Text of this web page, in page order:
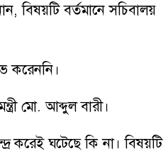
বিষয়টি বর্তমানে সচিবালয়
করেননি।
মো. আব্দুল বারী।
করেই ঘটেছে কি না। বিষয়টি